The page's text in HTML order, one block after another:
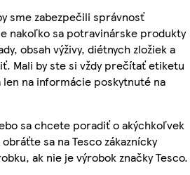
sme zabezpečili správnosť
nakoľko sa potravinárske produkty
obsah výživy, diétnych zložiek a
Mali by ste si vždy prečítať etiketu
na informácie poskytnuté na
sa chcete poradiť o akýchkoľvek
sa na Tesco zákaznícky
ak nie je výrobok značky Tesco.